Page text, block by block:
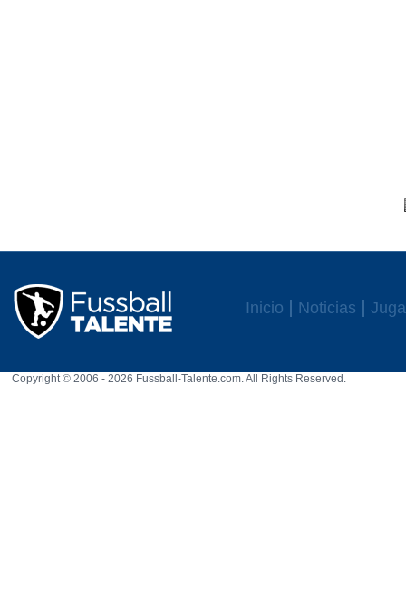
Inicio Noticias
Copyright © 2006 - 2026 Fussball-Talente.com. All Rights Reserved.